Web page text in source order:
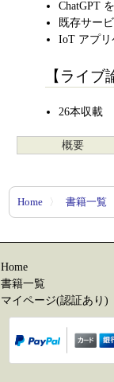
ChatGPT
既存サー
IoT アプリ
【ライブ
26本収載
概要
Home 〉 書籍一覧
Home
書籍一覧
マイページ(認証あり)